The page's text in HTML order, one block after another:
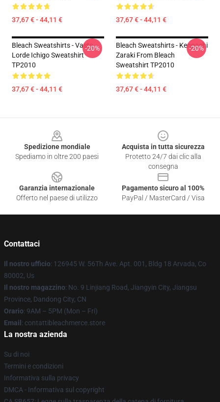
37,67 € - 44,11 € 37,67 € - 44,11 €
Bleach Sweatshirts - Vasto
Lorde Ichigo Sweatshirt
TP2010
37,67 € - 44,11 €
-20%
Bleach Sweatshirts - Kenpachi
Zaraki From Bleach
Sweatshirt TP2010
37,67 € - 44,11 €
-20%
Spedizione mondiale
Spediamo in oltre 200 paesi
Acquista in tutta sicurezza
Protetto 24/7 dai clic alla
consegna
Garanzia internazionale
Offerto nel paese di utilizzo
Pagamento sicuro al 100%
PayPal / MasterCard / Visa
Contattaci
Il nostro ufficio: 126945 W. 56Th Ave. Apt. 001, Bldg 18 Arvada, Co
80002, Us
Il nostro magazzino: No. 9 Linjiang Road, Jiangyin City, Jiangsu
Province, Dandong City, CN
Orario: 9AM – 5PM (Mon – Fri)
Email : contattibleachmerce.store
La nostra azienda
Su di noi
Termini e condizioni
Informativa sulla privacy
DMCA - Informativa sul copyright